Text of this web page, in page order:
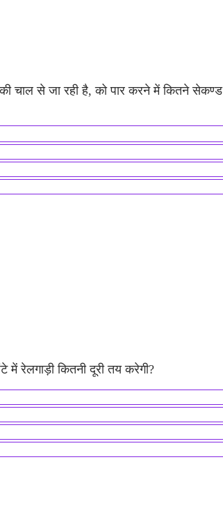
की चाल से जा रही है, को पार करने में कितने सेकण्ड
कितनी दूरी तय करेगी?